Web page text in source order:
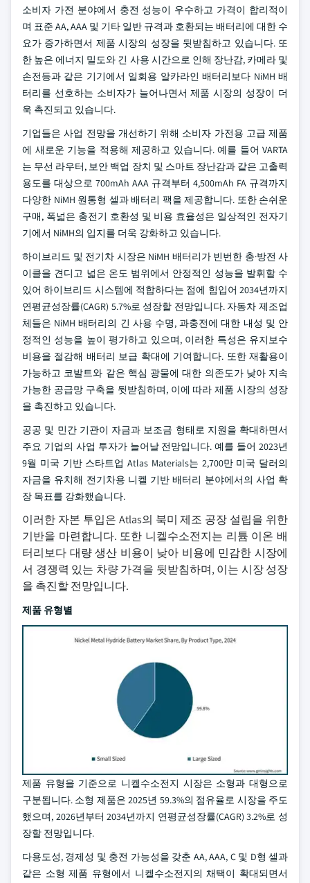
소비자 가전 분야에서 충전 성능이 우수하고 가격이 합리적이
며 표준 AA, AAA 및 기타 일반 규격과 호환되는 배터리에 대한 수
요가 증가하면서 제품 시장의 성장을 뒷받침하고 있습니다. 또
한 높은 에너지 밀도와 긴 사용 시간으로 인해 장난감, 카메라 및
손전등과 같은 기기에서 일회용 알카라인 배터리보다 NiMH 배
터리를 선호하는 소비자가 늘어나면서 제품 시장의 성장이 더
욱 촉진되고 있습니다.
기업들은 사업 전망을 개선하기 위해 소비자 가전용 고급 제품
에 새로운 기능을 적용해 제공하고 있습니다. 예를 들어 VARTA
는 무선 라우터, 보안 백업 장치 및 스마트 장난감과 같은 고출력
용도를 대상으로 700mAh AAA 규격부터 4,500mAh FA 규격까지
다양한 NiMH 원통형 셀과 배터리 팩을 제공합니다. 또한 손쉬운
구매, 폭넓은 충전기 호환성 및 비용 효율성은 일상적인 전자기
기에서 NiMH의 입지를 더욱 강화하고 있습니다.
하이브리드 및 전기차 시장은 NiMH 배터리가 빈번한 충·방전 사
이클을 견디고 넓은 온도 범위에서 안정적인 성능을 발휘할 수
있어 하이브리드 시스템에 적합하다는 점에 힘입어 2034년까지
연평균성장률(CAGR) 5.7%로 성장할 전망입니다. 자동차 제조업
체들은 NiMH 배터리의 긴 사용 수명, 과충전에 대한 내성 및 안
정적인 성능을 높이 평가하고 있으며, 이러한 특성은 유지보수
비용을 절감해 배터리 보급 확대에 기여합니다. 또한 재활용이
가능하고 코발트와 같은 핵심 광물에 대한 의존도가 낮아 지속
가능한 공급망 구축을 뒷받침하며, 이에 따라 제품 시장의 성장
을 촉진하고 있습니다.
공공 및 민간 기관이 자금과 보조금 형태로 지원을 확대하면서
주요 기업의 사업 투자가 늘어날 전망입니다. 예를 들어 2023년
9월 미국 기반 스타트업 Atlas Materials는 2,700만 미국 달러의
자금을 유치해 전기차용 니켈 기반 배터리 분야에서의 사업 확
장 목표를 강화했습니다.
이러한 자본 투입은 Atlas의 북미 제조 공장 설립을 위한
기반을 마련합니다. 또한 니켈수소전지는 리튬 이온 배
터리보다 대량 생산 비용이 낮아 비용에 민감한 시장에
서 경쟁력 있는 차량 가격을 뒷받침하며, 이는 시장 성장
을 촉진할 전망입니다.
제품 유형별
제품 유형을 기준으로 니켈수소전지 시장은 소형과 대형으로
구분됩니다. 소형 제품은 2025년 59.3%의 점유율로 시장을 주도
했으며, 2026년부터 2034년까지 연평균성장률(CAGR) 3.2%로 성
장할 전망입니다.
다용도성, 경제성 및 충전 가능성을 갖춘 AA, AAA, C 및 D형 셀과
같은 소형 제품 유형에서 니켈수소전지의 채택이 확대되면서